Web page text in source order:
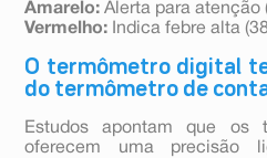
Amarelo: Alerta para atenção
Vermelho: Indica febre alta
O termômetro digital
do termômetro de
Estudos apontam que os
oferecem uma precisão